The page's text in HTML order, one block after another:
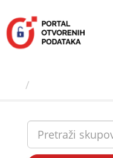
sadržaj